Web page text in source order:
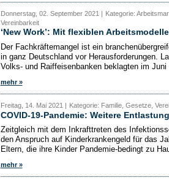
Donnerstag, 02. September 2021 |
Kategorie:
Vereinbarkeit
‘New Work’: Mit flexiblen
Der Fachkräftemangel ist ein
in ganz Deutschland vor Herausforderungen.
Volks- und Raiffeisenbanken beklagten im Juni
mehr »
Freitag, 14. Mai 2021 | Kategorie: Familie, Gesetze,
COVID-19-Pandemie: Weitere
Zeitgleich mit dem Inkrafttreten des
den Anspruch auf Kinderkrankengeld für das
Eltern, die ihre Kinder Pandemie-bedingt zu
mehr »